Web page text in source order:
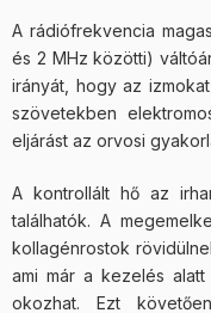
A rádiófrekvencia
és 2 MHz közötti)
irányát, hogy az
szövetekben
eljárást az orvosi
A kontrollált hő az
találhatók. A
kollagénrostok
ami már a kezelés
okozhat. Ezt